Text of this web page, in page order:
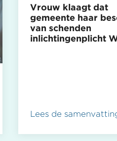
Vrouw klaagt dat
gemeente haar
van schenden
inlichtingenplicht
Lees de
over